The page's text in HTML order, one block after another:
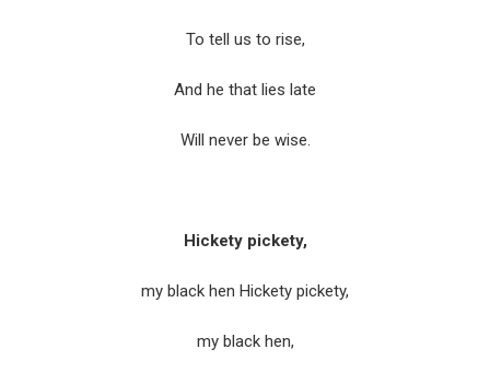
To tell us to rise,
And he that lies late
Will never be wise.
Hickety pickety,
my black hen Hickety pickety,
my black hen,